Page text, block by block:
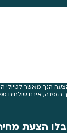
הנך מאשר לטיולי
איננו שולחים